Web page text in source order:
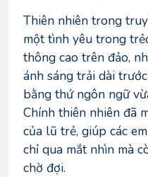
Thiên nhiên trong
một tình yêu trong
thông cao trên đảo,
ánh sáng trải dài
bằng thứ ngôn ngữ
Chính thiên nhiên đã
của lũ trẻ, giúp các
chỉ qua mắt nhìn mà
chờ đợi.